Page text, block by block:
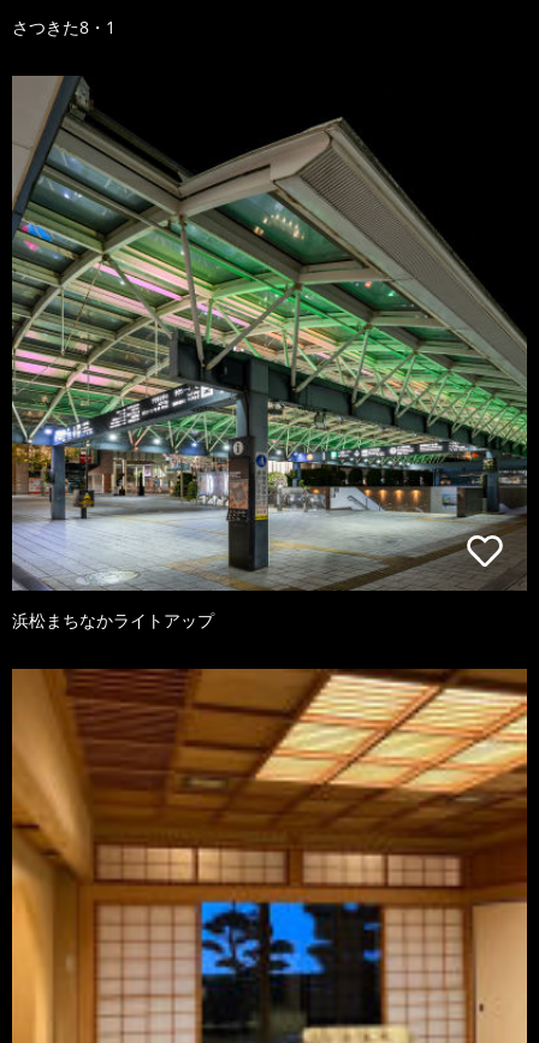
さつきた8・1
浜松まちなかライトアップ